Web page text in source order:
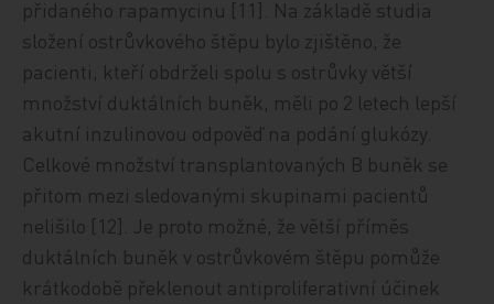
přidaného rapamycinu [11]. Na základě studia
složení ostrůvkového štěpu bylo zjištěno, že
pacienti, kteří obdrželi spolu s ostrůvky větší
množství duktálních buněk, měli po 2 letech lepší
akutní inzulinovou odpověď na podání glukózy.
Celkové množství transplantovaných B buněk se
přitom mezi sledovanými skupinami pacientů
nelišilo [12]. Je proto možné, že větší příměs
duktálních buněk v ostrůvkovém štěpu pomůže
krátkodobě překlenout antiproliferativní účinek